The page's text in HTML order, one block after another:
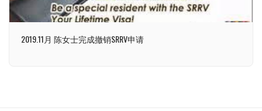
2019.11月 陈女士完成撤销SRRV申请